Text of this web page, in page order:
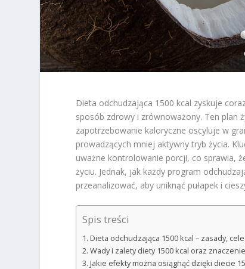
Dieta odchudzająca 1500 kcal zyskuje
sposób zdrowy i zrównoważony. Ten plan
zapotrzebowanie kaloryczne oscyluje w
prowadzących mniej aktywny tryb życia.
uważne kontrolowanie porcji, co sprawia,
życiu. Jednak, jak każdy program
przeanalizować, aby uniknąć pułapek i
Spis treści
Dieta odchudzająca 1500 kcal – zasady,
Wady i zalety diety 1500 kcal oraz
Jakie efekty można osiągnąć dzięki diecie